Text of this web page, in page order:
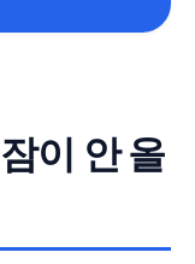
이 안 올